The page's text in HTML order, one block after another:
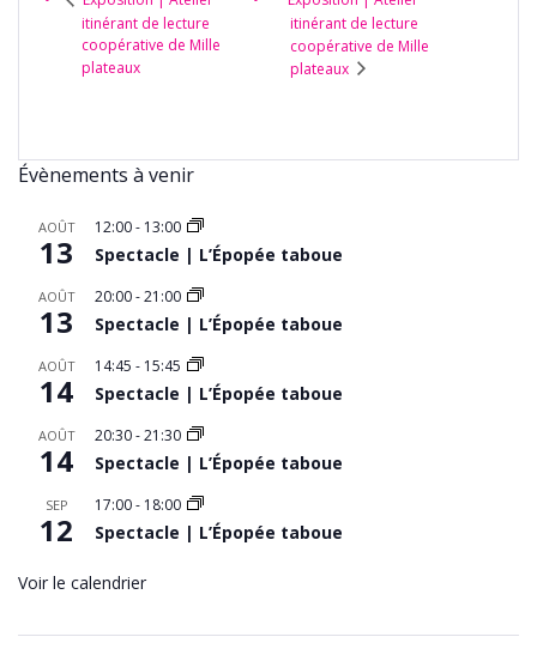
itinérant de lecture
coopérative de Mille
plateaux
itinérant de lecture
coopérative de Mille
plateaux
Évènements à venir
AOÛT
13
12:00- 13:00
Spectacle | L’Épopée taboue
AOÛT
13
20:00-21:00
Spectacle | L’Épopée taboue
AOÛT
14
14:45 - 15:45
Spectacle | L’Épopée taboue
AOÛT
14
20:30-21:30
Spectacle | L’Épopée taboue
SEP
12
17:00- 18:00
Spectacle | L’Épopée taboue
Voir le calendrier